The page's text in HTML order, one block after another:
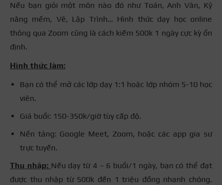
Nếu bạn giỏi một môn nào đó như Toán, Anh Văn, Kỹ
năng mềm, Vẽ, Lập Trình… Hình thức dạy học online
thông qua Zoom cũng là cách kiếm 500k 1 ngày cực kỳ ổn
định.
Hình thức làm:
Bạn có thể mở các lớp dạy 1:1 hoặc lớp nhóm 5-10 học
viên.
Giá buổi: 150-350k/giờ tùy cấp độ.
Nền tảng: Google Meet, Zoom, hoặc các app gia sư
trực tuyến.
Thu nhập: Nếu dạy từ 4 – 6 buổi/1 ngày, bạn có thể đạt
được thu nhập từ 500k đến 1 triệu đồng nhanh chóng.